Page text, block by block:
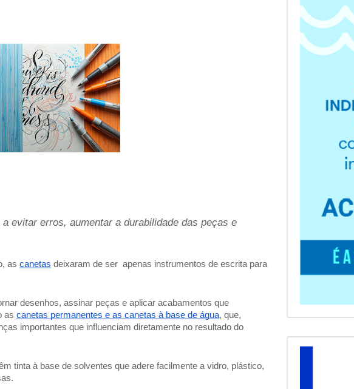
evitar erros, aumentar a durabilidade das peças e
as canetas deixaram de ser apenas instrumentos de escrita para
desenhos, assinar peças e aplicar acabamentos que
as canetas permanentes e as canetas à base de água, que,
importantes que influenciam diretamente no resultado do
tinta à base de solventes que adere facilmente a vidro, plástico,